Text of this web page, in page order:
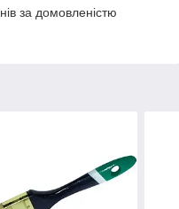
за домовленістю